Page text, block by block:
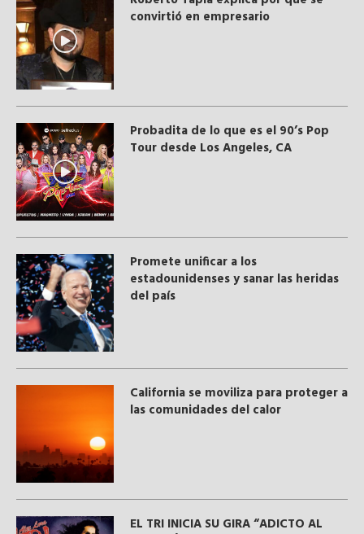
convirtió en empresario
Probadita de lo que es el 90’s Pop
Tour desde Los Angeles, CA
Promete unificar a los
estadounidenses y sanar las heridas
del país
California se moviliza para proteger a
las comunidades del calor
EL TRI INICIA SU GIRA “ADICTO AL